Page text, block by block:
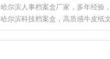
哈尔滨人事档案盒厂家，多年经验
哈尔滨科技档案盒，高质感牛皮纸